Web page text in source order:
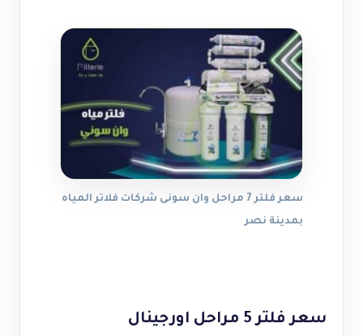
سعر فلتر 7 مراحل وان سونى شركات فلاتر المياه
بمدينة نصر
سعر فلتر 5 مراحل اورجينال